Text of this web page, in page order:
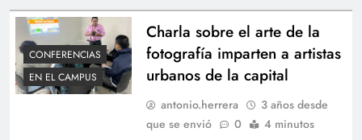
CONFERENCIAS
EN EL CAMPUS
Charla sobre el arte de la
fotografía imparten a artistas
urbanos de la capital
antonio.herrera
3 años desde
que se envió
0 4 minutos